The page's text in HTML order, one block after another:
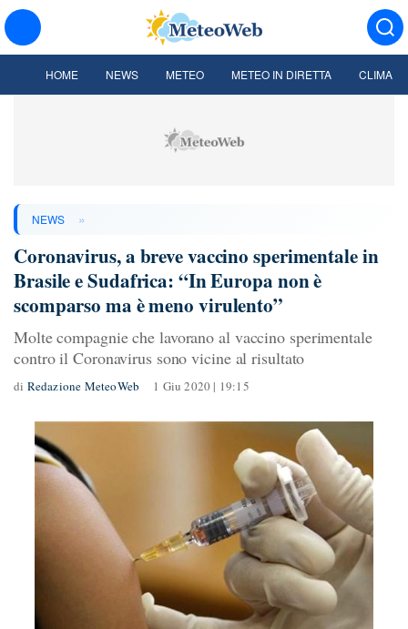
HOME NEWS METEO METEO IN DIRETTA CLIMA
NEWS »
Coronavirus, a breve vaccino sperimentale in
Brasile e Sudafrica: “In Europa non è
scomparso ma è meno virulento”
Molte compagnie che lavorano al vaccino sperimentale
contro il Coronavirus sono vicine al risultato
di Redazione MeteoWeb 1 Giu 2020 | 19:15